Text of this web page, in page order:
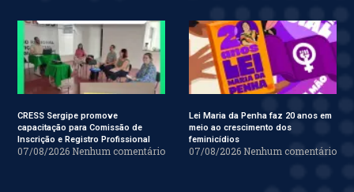
CRESS Sergipe promove
capacitação para Comissão de
Inscrição e Registro Profissional
07/08/2026 Nenhum comentário
Lei Maria da Penha faz 20 anos em
meio ao crescimento dos
feminicídios
07/08/2026 Nenhum comentário